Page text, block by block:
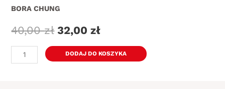
BORA CHUNG
40,00zł 32,00zł
ilość
Poddajcie
DODAJ DO KOSZYKA